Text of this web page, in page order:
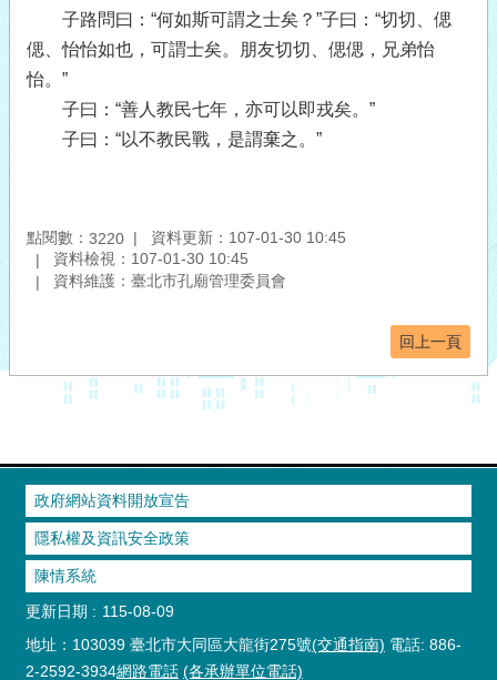
子路問曰：“何如斯可謂之士矣？”子曰：“切切、偲
偲、怡怡如也，可謂士矣。朋友切切、偲偲，兄弟怡
怡。”
子曰：“善人教民七年，亦可以即戎矣。”
子曰：“以不教民戰，是謂棄之。”
點閱數： 3220
資料更新：107-01-30 10:45
資料檢視：107-01-30 10:45
資料維護：臺北市孔廟管理委員會
回上一頁
政府網站資料開放宣告
隱私權及資訊安全政策
陳情系統
更新日期
115-08-09
地址：103039 臺北市大同區大龍街275號(交通指南) 電話: 886-
2-2592-3934網路電話 (各承辦單位電話)